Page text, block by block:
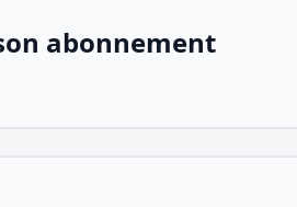
abonnement